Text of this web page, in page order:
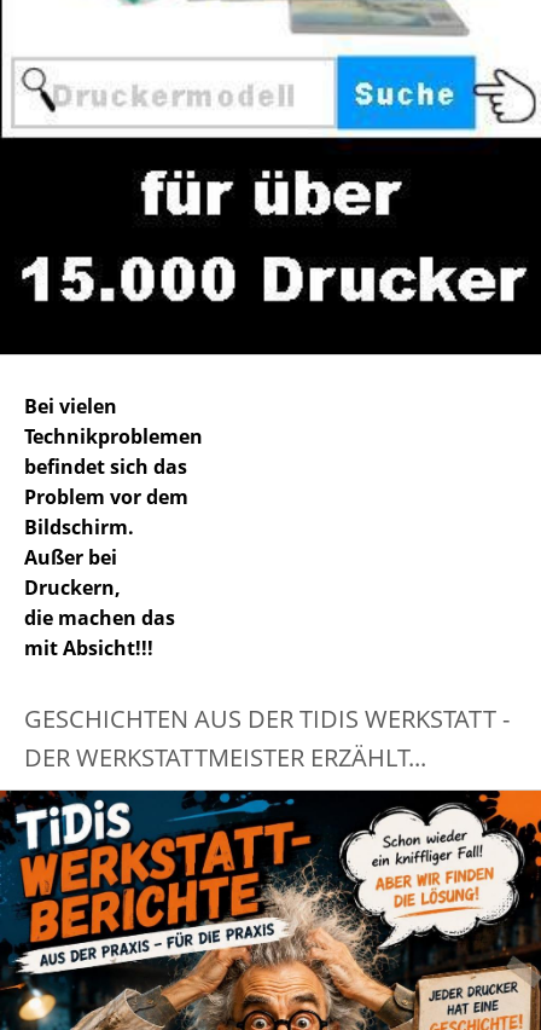
Bei vielen
Technikproblemen
befindet sich das
Problem vor dem
Bildschirm.
Außer bei
Druckern,
die machen das
mit Absicht!!!
GESCHICHTEN AUS DER TIDIS WERKSTATT -
DER WERKSTATTMEISTER ERZÄHLT...